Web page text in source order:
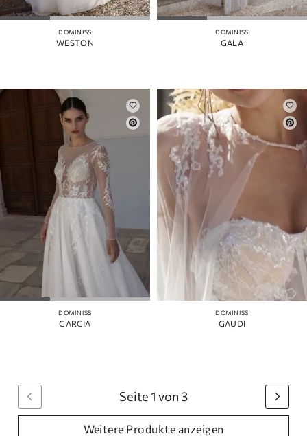
DOMINISS
WESTON
DOMINISS
GALA
DOMINISS
GARCIA
DOMINISS
GAUDI
Seite 1 von 3
Weitere Produkte anzeigen